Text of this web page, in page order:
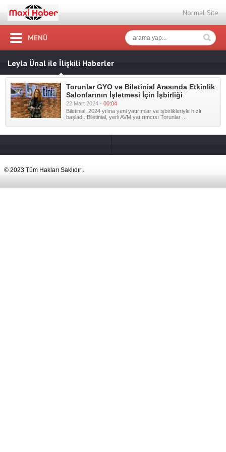
Normal Site
MENÜ
Leyla Ünal ile İlişkili Haberler
Torunlar GYO ve Biletinial Arasında Etkinlik
Salonlarının İşletmesi İçin İşbirliği
22 Mart 2024 - 00:04
Biletinial, 2024 yılına yeni yatırımlar ve işbirlikleriyle hızlı
başladı. Biletinial, yerli AVM yatırımcısı Torunlar ...
© 2023 Tüm Hakları Saklıdır .